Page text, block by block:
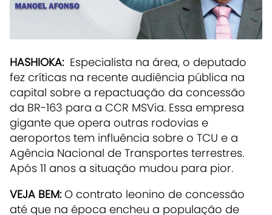
HASHIOKA:Especialista na área, o deputado
fez críticas na recente audiência pública na
capital sobre a repactuação da concessão
da BR-163 para a CCR MSVia. Essa empresa
gigante que opera outras rodovias e
aeroportos tem influência sobre o TCU e a
Agência Nacional de Transportes terrestres.
Após 11 anos a situação mudou para pior.
VEJA BEM: O contrato leonino de concessão
até que na época encheu a população de